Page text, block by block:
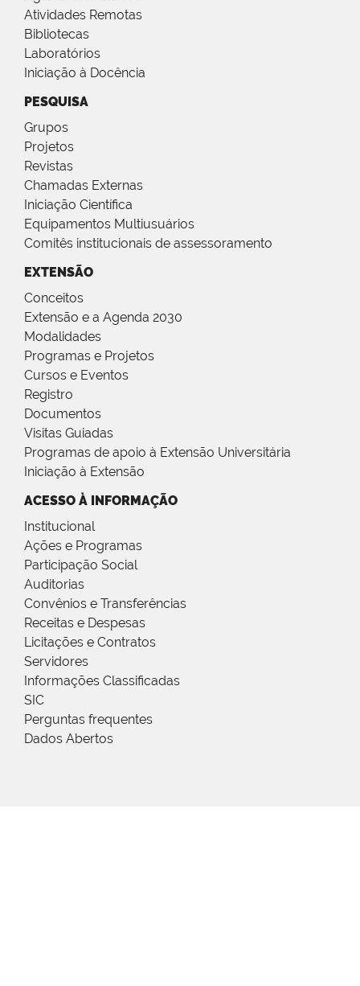
Atividades Remotas
Bibliotecas
Laboratórios
Iniciação à Docência
PESQUISA
Grupos
Projetos
Revistas
Chamadas Externas
Iniciação Científica
Equipamentos Multiusuários
Comitês institucionais de assessoramento
EXTENSÃO
Conceitos
Extensão e a Agenda 2030
Modalidades
Programas e Projetos
Cursos e Eventos
Registro
Documentos
Visitas Guiadas
Programas de apoio à Extensão Universitária
Iniciação à Extensão
ACESSO À INFORMAÇÃO
Institucional
Ações e Programas
Participação Social
Auditorias
Convênios e Transferências
Receitas e Despesas
Licitações e Contratos
Servidores
Informações Classificadas
SIC
Perguntas frequentes
Dados Abertos